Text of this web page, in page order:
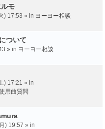
モ
) 17:53 » in ヨーヨー相談
ついて
» in ヨーヨー相談
) 17:21 » in
用曲質問
) 19:57 » in